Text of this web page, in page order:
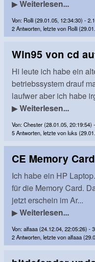
▶Weiterlesen...
Von: Rolli (29.01.05, 12:34:30) -
2 Antworten, letzte von Rolli
Win95 von cd
Hi leute ich habe ein
betriebssystem drauf
laufwer aber ich habe
▶Weiterlesen...
Von: Chester (28.01.05, 20:19:54)
5 Antworten, letzte von luks
CE Memory
Ich habe ein HP
für die Memory Card.
jetzt erschein im Ar...
▶Weiterlesen...
Von: alfaaa (24.12.04, 22:05:26) -
2 Antworten, letzte von alfaaa